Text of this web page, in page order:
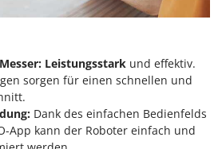
Leistungsstark und effektiv.
sorgen für einen schnellen und
Dank des einfachen Bedienfelds
App kann der Roboter einfach und